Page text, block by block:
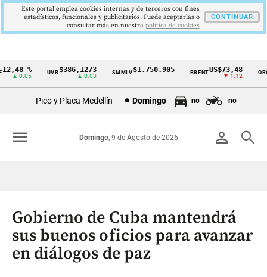
Cintillo
Colombia
%
▲ 0.05
UVR$386,1273
▲ 0.03
SMMLV$1.750.905 BRENTUS$73,48
▼ 1.12
ORO
Pico y Placa Medellín Domingo no no
person search
Domingo, 9 de Agosto de 2026
menu
Gobierno de Cuba mantendrá
sus buenos oficios para avanzar
en diálogos de paz
Este portal emplea cookies internas y de terceros con fines
estadísticos, funcionales y publicitarios. Puede aceptarlas o
consultar más en nuestra politica de cookies
CONTINUAR